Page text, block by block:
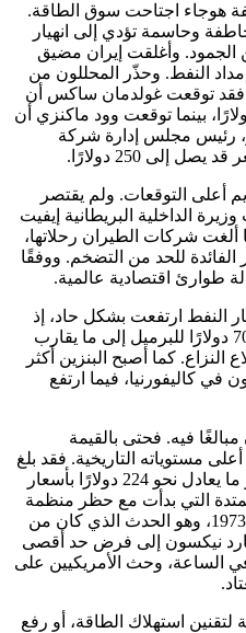
هوجاء اجتاحت سوق الطاقة.
وحاسمة تؤدي إلى انهيار
الجمود. وأغلقت إيران مضيق
النفط. وحذّر المحللون من
توقعت غولدمان ساكس أن
سعر برميل النفط إلى 150 دولارًا، بينما توقعت وود ماكنزي أن
ميلر، رئيس مجلس إدارة شركة
إلى 250 دولارًا.
أعلى التوقعات. ولم يقتصر
الداخلية البريطانية إيفيت
ألغت شركات الطيران رحلاتها،
الفائدة للحد من التضخم. ووفقًا
طوارئ اقتصادية عالمية.
النفط ارتفعت بشكل حاد، إذ
قفز سعر خام برنت القياسي من 70 دولارًا للبرميل إلى ما يقارب
النزاع. كما أصبح البنزين أكثر
للغالون في كاليفورنيا، فيما ارتفع
فيه. فحتى بالقيمة
مستوياته التاريخية. فقد بلغ
147 دولارًا للبرميل عام 2008، وهو ما يعادل نحو 224 دولارًا بأسعار
التي بدأت مع حظر منظمة
الدول المصدرة للنفط (أوبك) عام 1973، وهو الحدث الذي كان من
نيكسون إلى فرض حد أقصى
الطرق يبلغ 55 ميلًا في الساعة، وحث الأمريكيين على
لتقنين استهلاك الطاقة، أو رفع